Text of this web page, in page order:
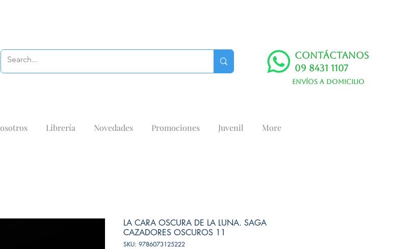
Contáctanos
09 8431 1107
Envíos a domicilio
Librería Novedades Promociones Juvenil More
LA CARA OSCURA DE LA LUNA. SAGA
CAZADORES OSCUROS 11
SKU: 9786073125222